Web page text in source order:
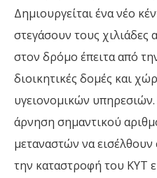
Δημιουργείται ένα νέο
στεγάσουν τους
στον δρόμο έπειτα από
διοικητικές δομές και
υγειονομικών
άρνηση σημαντικού
μεταναστών να
την καταστροφή του ΚΥΤ